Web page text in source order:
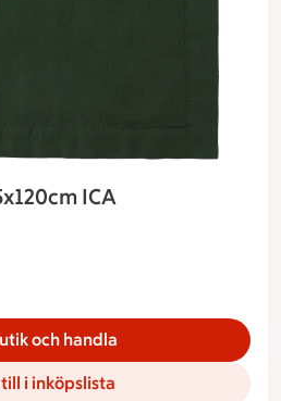
ICA
och handla
i inköpslista